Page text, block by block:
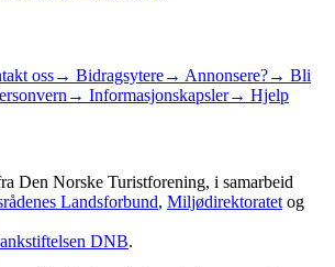
oss→ Bidragsytere→ Annonsere?→ Bli
→ Informasjonskapsler→ Hjelp
Den Norske Turistforening, i samarbeid
Landsforbund, Miljødirektoratet og
DNB.